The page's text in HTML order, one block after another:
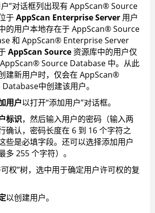
”对话框列出现有 AppScan®Source
于AppScan Enterprise Server 用户
的用户本地存在于AppScan®Source
和 AppScan® Enterprise Server
AppScan Source 资源库中的用户仅
AppScan®Source Database 中。从此
建新用户时，仅会在 AppScan®
Database中创建该用户。
用户以打开“添加用户”对话框。
标识，然后输入用户的密码（输入两
确认，密码长度在 6 到 16 个字符之
些是必填字段。还可以选择添加用户
最多 255 个字符）。
权”树，选中用于确定用户许可权的复
以创建用户。